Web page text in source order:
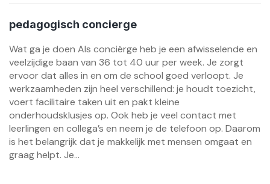
pedagogisch concierge
Wat ga je doen Als conciërge heb je een afwisselende en
veelzijdige baan van 36 tot 40 uur per week. Je zorgt
ervoor dat alles in en om de school goed verloopt. Je
werkzaamheden zijn heel verschillend: je houdt toezicht,
voert facilitaire taken uit en pakt kleine
onderhoudsklusjes op. Ook heb je veel contact met
leerlingen en collega’s en neem je de telefoon op. Daarom
is het belangrijk dat je makkelijk met mensen omgaat en
graag helpt. Je...